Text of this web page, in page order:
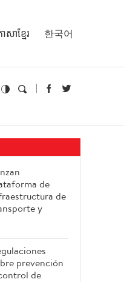
សាខ្មែរ 한국어
de
de
y
prevención
de